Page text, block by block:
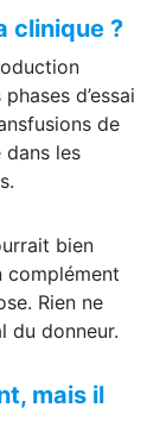
clinique ?
d’essai
de
les
bien
complément
Rien ne
du donneur.
mais il